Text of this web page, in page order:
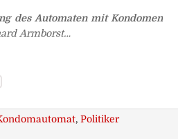
des Automaten mit Kondomen
Armborst…
, Politiker